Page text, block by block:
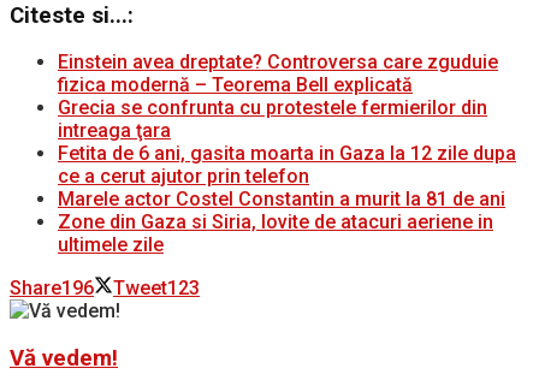
Citeste si...:
Einstein avea dreptate? Controversa care zguduie
fizica modernă – Teorema Bell explicată
Grecia se confrunta cu protestele fermierilor din
intreaga ţara
Fetita de 6 ani, gasita moarta in Gaza la 12 zile dupa
ce a cerut ajutor prin telefon
Marele actor Costel Constantin a murit la 81 de ani
Zone din Gaza si Siria, lovite de atacuri aeriene in
ultimele zile
Share196 Tweet123
Vă vedem!